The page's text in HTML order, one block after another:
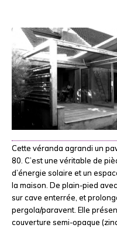
Cette véranda agrandi un
80. C’est une véritable de
d’énergie solaire et un
la maison. De plain-pied
sur cave enterrée, et
pergola/paravent. Elle
couverture semi-opaque